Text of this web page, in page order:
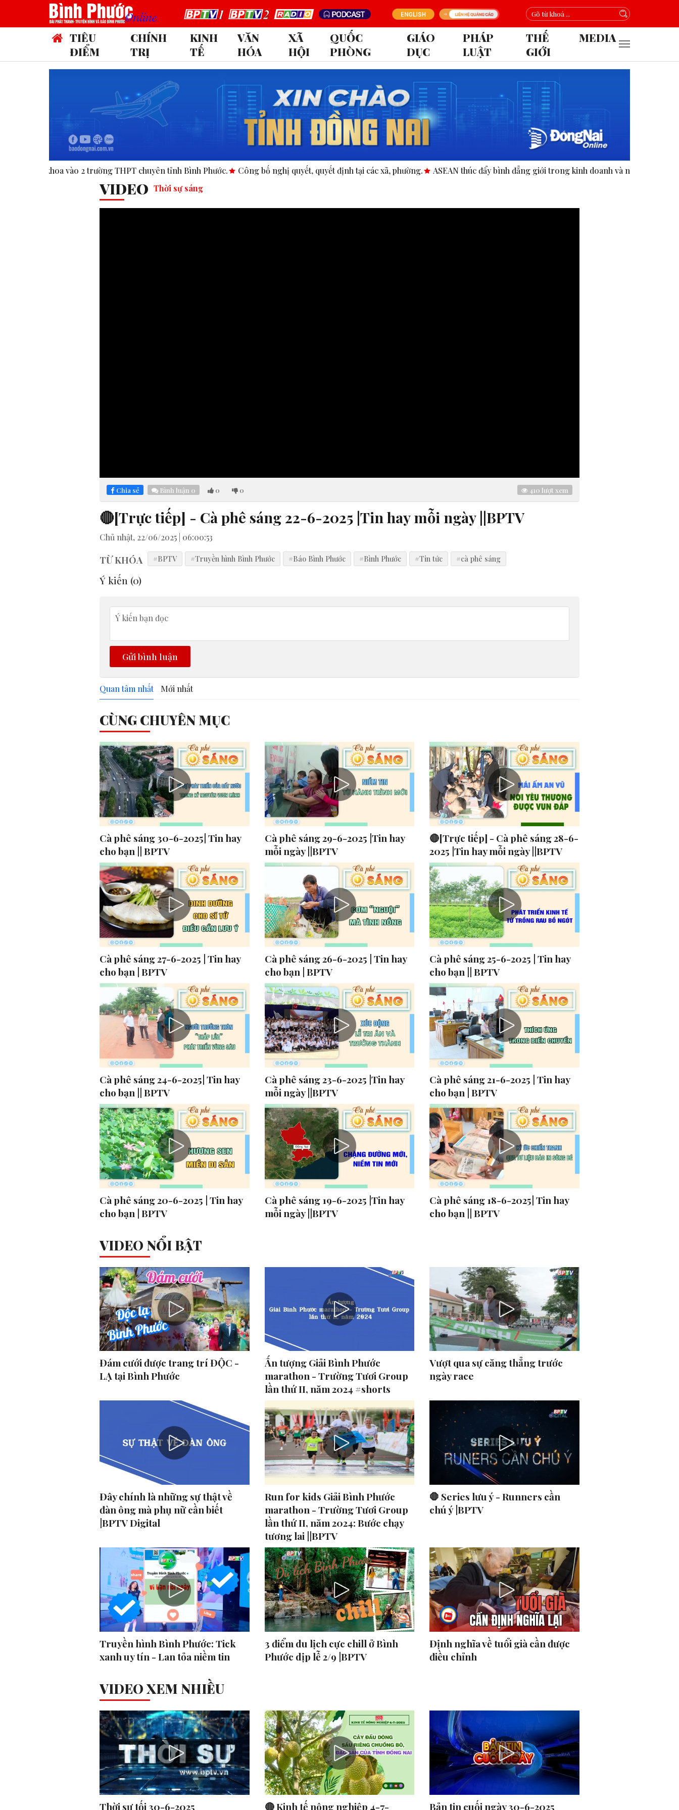
TIÊU
ĐIỂM
CHÍNH
TRỊ
KINH
TẾ
VĂN
HÓA
XÃ
HỘI
QUỐC
PHÒNG
GIÁO
DỤC
PHÁP
LUẬT
THẾ
GIỚI
MEDIA
trường THPT chuyên tỉnh Bình Phước. Công bố nghị quyết, quyết định tại các xã, phường. ASEAN thúc đẩy bình đẳng giới trong kinh doanh và nhân quyền. FIFA thừa nhận mặt
VIDEO Thời sự sáng
Chia sẻ Bình luận 0 0 0 410 lượt xem
🔴[Trực tiếp] - Cà phê sáng 22-6-2025 |Tin hay mỗi ngày ||BPTV
Chủ nhật, 22/06/2025 | 06:00:53
TỪ KHÓA #BPTV #Truyền hình Bình Phước #Báo Bình Phước #Bình Phước #Tin tức #cà phê sáng
Ý kiến (0)
Gửi bình luận
Quan tâm nhất Mới nhất
CÙNG CHUYÊN MỤC
Cà phê sáng 30-6-2025| Tin hay
cho bạn || BPTV
Cà phê sáng 29-6-2025 |Tin hay
mỗi ngày ||BPTV
🔴[Trực tiếp] - Cà phê sáng 28-6-
2025 |Tin hay mỗi ngày ||BPTV
Cà phê sáng 27-6-2025 | Tin hay
cho bạn | BPTV
Cà phê sáng 26-6-2025 | Tin hay
cho bạn | BPTV
Cà phê sáng 25-6-2025 | Tin hay
cho bạn || BPTV
Cà phê sáng 24-6-2025| Tin hay
cho bạn || BPTV
Cà phê sáng 23-6-2025 |Tin hay
mỗi ngày ||BPTV
Cà phê sáng 21-6-2025 | Tin hay
cho bạn | BPTV
Cà phê sáng 20-6-2025 | Tin hay
cho bạn | BPTV
Cà phê sáng 19-6-2025 |Tin hay
mỗi ngày ||BPTV
Cà phê sáng 18-6-2025| Tin hay
cho bạn || BPTV
VIDEO NỔI BẬT
Đám cưới được trang trí ĐỘC -
LẠ tại Bình Phước
Ấn tượng Giải Bình Phước
marathon - Trường Tươi Group
lần thứ II, năm 2024 #shorts
Vượt qua sự căng thẳng trước
ngày race
Đây chính là những sự thật về
đàn ông mà phụ nữ cần biết
|BPTV Digital
Run for kids Giải Bình Phước
marathon - Trường Tươi Group
lần thứ II, năm 2024: Bước chạy
tương lai ||BPTV
🛑 Series lưu ý - Runners cần
chú ý |BPTV
Truyền hình Bình Phước: Tick
xanh uy tín - Lan tỏa niềm tin
3 điểm du lịch cực chill ở Bình
Phước dịp lễ 2/9 |BPTV
Định nghĩa về tuổi già cần được
điều chỉnh
VIDEO XEM NHIỀU
Thời sự tối 30-6-2025 🔴 Kinh tế nông nghiệp 4-7- Bản tin cuối ngày 30-6-2025